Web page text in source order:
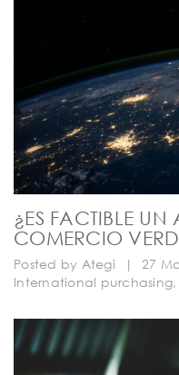
¿ES FACTIBLE
COMERCIO
Posted by Ategi | 27
International purchasing,